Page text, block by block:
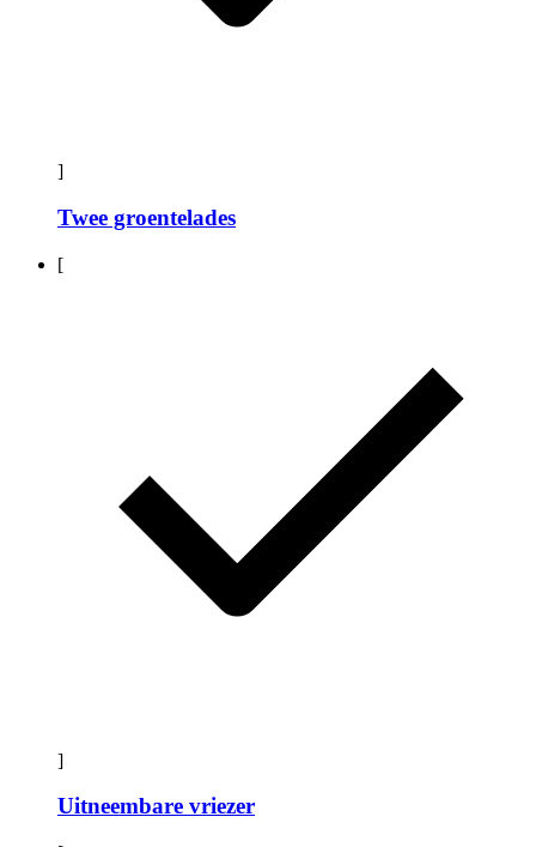
]
Twee groentelades
[
]
Uitneembare vriezer